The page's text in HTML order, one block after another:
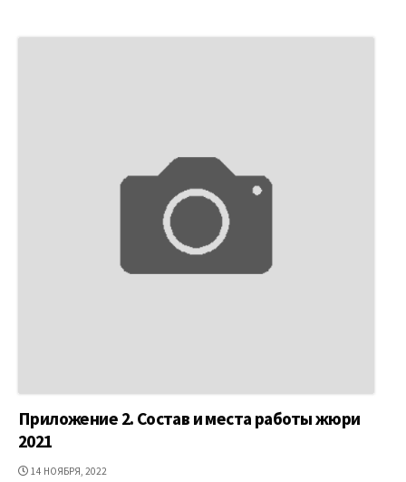
Приложение 2. Состав и места работы жюри
2021
ДАТА
14 НОЯБРЯ, 2022